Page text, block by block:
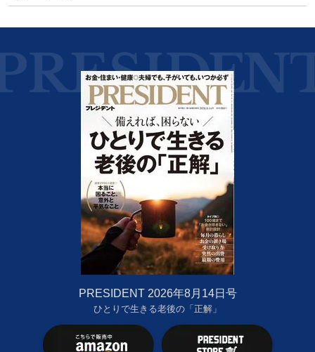
PRESIDENT 2026年8月14日号
ひとりで生きる老後の「正解」